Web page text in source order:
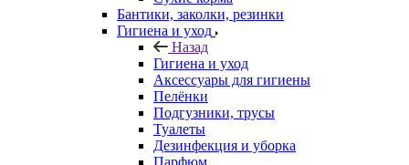
Бантики, заколки, резинки
Гигиена и уход
Назад
Гигиена и уход
Аксессуары для гигиены
Пелёнки
Подгузники, трусы
Туалеты
Дезинфекция и уборка
Парфюм